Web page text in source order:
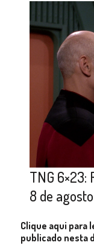
TNG 6×23:
8 de
Clique aqui para
publicado nesta